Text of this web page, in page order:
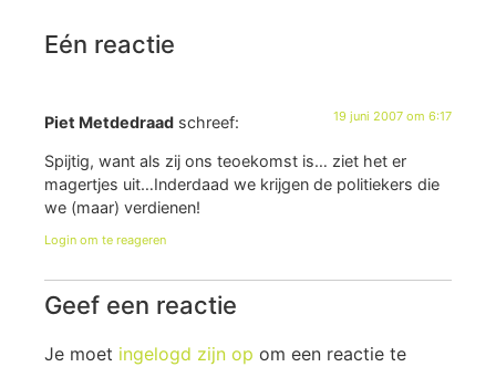
Eén reactie
Piet Metdedraad schreef: 19 juni 2007 om 6:17
Spijtig, want als zij ons teoekomst is… ziet het er
magertjes uit…Inderdaad we krijgen de politiekers die
we (maar) verdienen!
Login om te reageren
Geef een reactie
Je moet ingelogd zijn op om een reactie te